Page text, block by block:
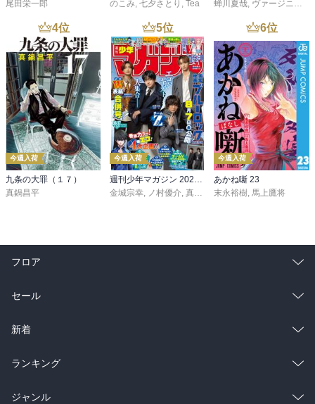
尾田栄一郎
のこみ 七夕さとり Tea
蝉川夏哉 ヴァージニア二等兵
4位
今週入荷
九条の大罪（１７）
真鍋昌平
5位
今週入荷
週刊少年マガジン 2026年36・37号[2026年8月5日発売]
金城宗幸, ノ村優介, 真島ヒロ ,宮島礼吏,新川直司
6位
今週入荷
あかね噺 23
末永裕樹, 馬上鷹将
フロア
総合
ラノベ
雑誌・グラビア
BL・TL
セール
総合
ラノベ
雑誌・グラビア
新着
総合
ラノベ
ランキング
総合
ジャンル